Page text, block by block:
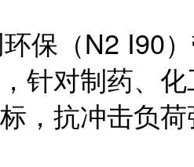
保（N2 I90
针对制药、
，抗冲击负